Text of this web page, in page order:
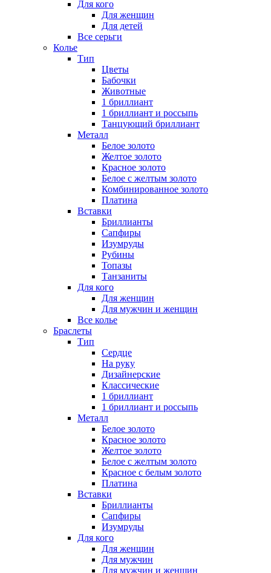
Для кого
Для женщин
Для детей
Все серьги
Колье
Тип
Цветы
Бабочки
Животные
1 бриллиант
1 бриллиант и россыпь
Танцующий бриллиант
Металл
Белое золото
Желтое золото
Красное золото
Белое с желтым золото
Комбинированное золото
Платина
Вставки
Бриллианты
Сапфиры
Изумруды
Рубины
Топазы
Танзаниты
Для кого
Для женщин
Для мужчин и женщин
Все колье
Браслеты
Тип
Сердце
На руку
Дизайнерские
Классические
1 бриллиант
1 бриллиант и россыпь
Металл
Белое золото
Красное золото
Желтое золото
Белое с желтым золото
Красное с белым золото
Платина
Вставки
Бриллианты
Сапфиры
Изумруды
Для кого
Для женщин
Для мужчин
Для мужчин и женщин